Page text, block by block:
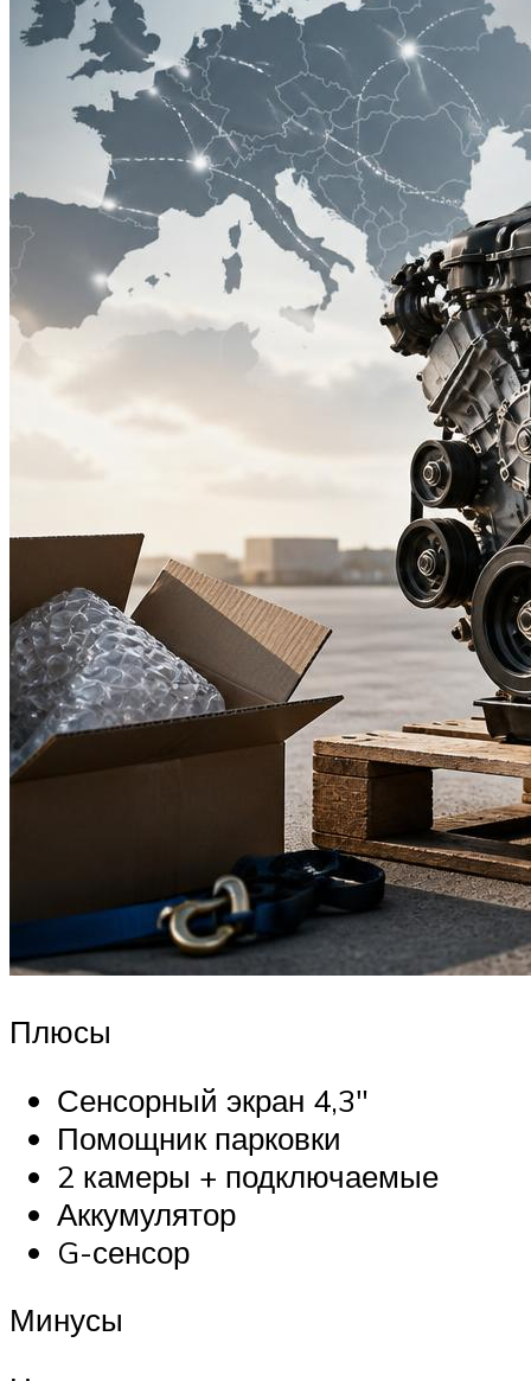
Плюсы
Сенсорный экран 4,3″
Помощник парковки
2 камеры + подключаемые
Аккумулятор
G-сенсор
Минусы